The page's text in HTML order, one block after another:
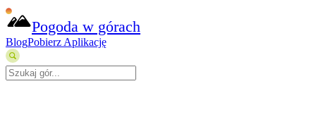
Pogoda w górach
BlogPobierz Aplikację